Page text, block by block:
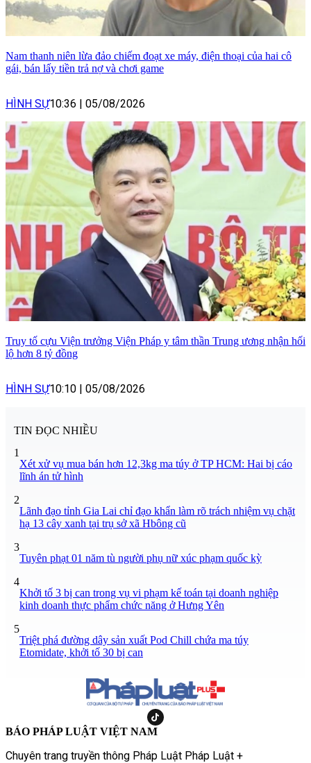
Nam thanh niên lừa đảo chiếm đoạt xe máy, điện thoại của hai cô
gái, bán lấy tiền trả nợ và chơi game
HÌNH SỰ10:36 | 05/08/2026
Truy tố cựu Viện trưởng Viện Pháp y tâm thần Trung ương nhận hối
lộ hơn 8 tỷ đồng
HÌNH SỰ10:10 | 05/08/2026
TIN ĐỌC NHIỀU
1
Xét xử vụ mua bán hơn 12,3kg ma túy ở TP HCM: Hai bị cáo
lĩnh án tử hình
2
Lãnh đạo tỉnh Gia Lai chỉ đạo khẩn làm rõ trách nhiệm vụ chặt
hạ 13 cây xanh tại trụ sở xã Hbông cũ
3
Tuyên phạt 01 năm tù người phụ nữ xúc phạm quốc kỳ
4
Khởi tố 3 bị can trong vụ vi phạm kế toán tại doanh nghiệp
kinh doanh thực phẩm chức năng ở Hưng Yên
5
Triệt phá đường dây sản xuất Pod Chill chứa ma túy
Etomidate, khởi tố 30 bị can
BÁO PHÁP LUẬT VIỆT NAM
Chuyên trang truyền thông Pháp Luật Pháp Luật +